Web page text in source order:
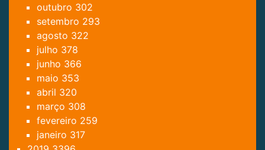
outubro 302
setembro 293
agosto 322
julho 378
junho 366
maio 353
abril 320
março 308
fevereiro 259
janeiro 317